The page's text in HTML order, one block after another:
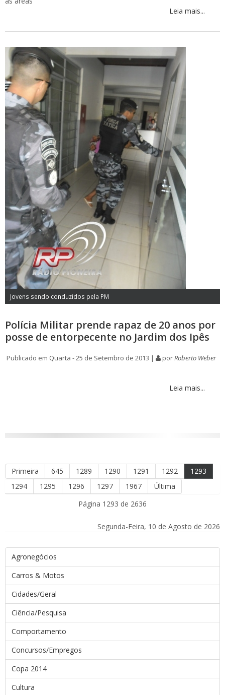
Leia mais...
Jovens sendo conduzidos pela PM
Polícia Militar prende rapaz de 20 anos por
posse de entorpecente no Jardim dos Ipês
Publicado em Quarta - 25 de Setembro de 2013 | porRoberto Weber
Leia mais...
Primeira 645 1289 1290 1291 1292
1293
1294
1295 1296 1297 1967
Última
Página 1293 de 2636
Segunda-Feira, 10 de Agosto de 2026
Agronegócios
Carros & Motos
Cidades/Geral
Ciência/Pesquisa
Comportamento
Concursos/Empregos
Copa 2014
Cultura